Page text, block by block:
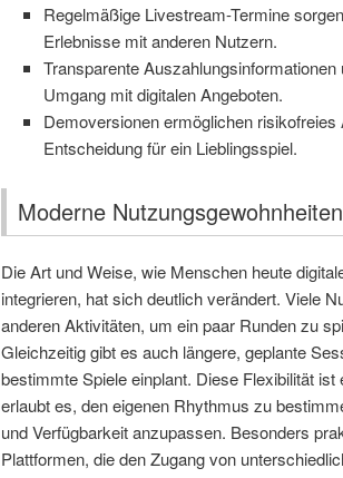
Regelmäßige Livestream-Termine
Erlebnisse mit anderen Nutzern.
Transparente
Umgang mit digitalen Angeboten.
Demoversionen ermöglichen
Entscheidung für ein Lieblingsspiel.
Moderne
Die Art und Weise, wie Menschen heute
integrieren, hat sich deutlich verändert. Viele
anderen Aktivitäten, um ein paar Runden zu
Gleichzeitig gibt es auch längere, geplante
bestimmte Spiele einplant. Diese Flexibilität
erlaubt es, den eigenen Rhythmus zu
und Verfügbarkeit anzupassen. Besonders
Plattformen, die den Zugang von